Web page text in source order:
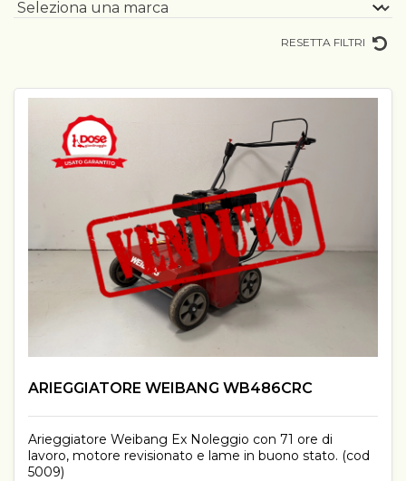
RESETTA FILTRI
ARIEGGIATORE WEIBANG WB486CRC
Arieggiatore Weibang Ex Noleggio con 71 ore di
lavoro, motore revisionato e lame in buono stato. (cod
5009)